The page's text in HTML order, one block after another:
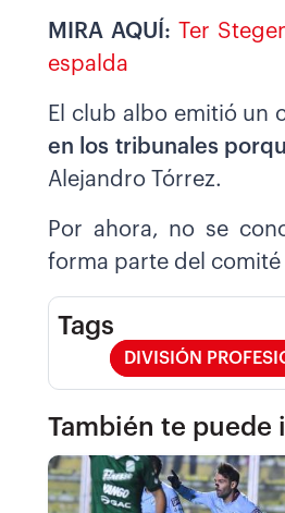
MIRA AQUÍ:Ter
espalda
El club albo emitió un
en los tribunales
Alejandro Tórrez.
Por ahora, no se
forma parte del comité
Tags
DIVISIÓN
También te puede